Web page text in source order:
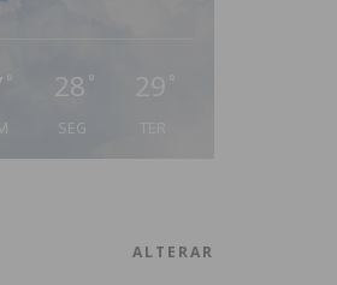
° 28 °
SEG
29 °
ALTERAR